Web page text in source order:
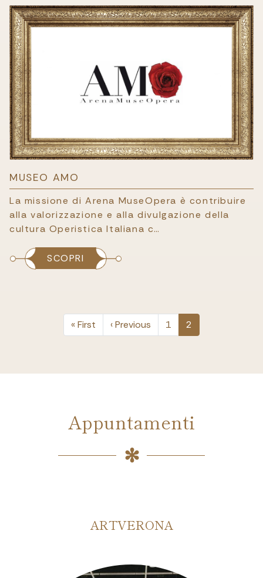
MUSEO AMO
La missione di Arena MuseOpera è contribuire
alla valorizzazione e alla divulgazione della
cultura Operistica Italiana c…
SCOPRI
« First Prima pagina
‹ Previous Pagina precedente
1 2
Appuntamenti